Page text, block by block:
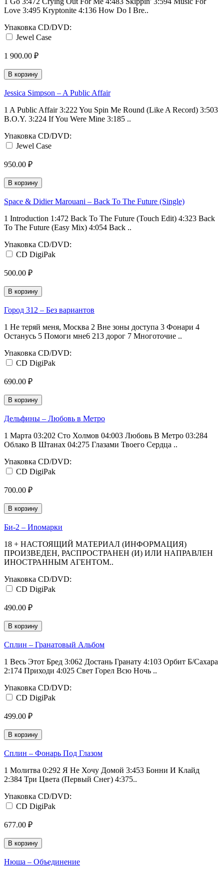
Love 3:495 Kryptonite 4:136 How Do I Bre..
Упаковка CD/DVD:
Jewel Case
1 900.00 ₽
В корзину
Jessica Simpson ‎– A Public Affair
1 A Public Affair 3:222 You Spin Me Round (Like A Record) 3:503
B.O.Y. 3:224 If You Were Mine 3:185 ..
Упаковка CD/DVD:
Jewel Case
950.00 ₽
В корзину
Space & Didier Marouani ‎– Back To The Future (Single)
1 Introduction 1:472 Back To The Future (Touch Edit) 4:323 Back
To The Future (Easy Mix) 4:054 Back ..
Упаковка CD/DVD:
CD DigiPak
500.00 ₽
В корзину
Город 312 ‎– Без вариантов
1 Не теряй меня, Москва 2 Вне зоны доступа 3 Фонари 4
Останусь 5 Помоги мне6 213 дорог 7 Многоточие ..
Упаковка CD/DVD:
CD DigiPak
690.00 ₽
В корзину
Дельфины ‎– Любовь в Метро
1 Марта 03:202 Сто Холмов 04:003 Любовь В Метро 03:284
Облако В Штанах 04:275 Глазами Твоего Сердца ..
Упаковка CD/DVD:
CD DigiPak
700.00 ₽
В корзину
Би-2 ‎– Иnомарки
18 + НАСТОЯЩИЙ МАТЕРИАЛ (ИНФОРМАЦИЯ)
ПРОИЗВЕДЕН, РАСПРОСТРАНЕН (И) ИЛИ НАПРАВЛЕН
ИНОСТРАННЫМ АГЕНТОМ..
Упаковка CD/DVD:
CD DigiPak
490.00 ₽
В корзину
Сплин ‎– Гранатовый Альбом
1 Весь Этот Бред 3:062 Достань Гранату 4:103 Орбит Б/Сахара
2:174 Приходи 4:025 Свет Горел Всю Ночь ..
Упаковка CD/DVD:
CD DigiPak
499.00 ₽
В корзину
Сплин ‎– Фонарь Под Глазом
1 Молитва 0:292 Я Не Хочу Домой 3:453 Бонни И Клайд
2:384 Три Цвета (Первый Снег) 4:375..
Упаковка CD/DVD:
CD DigiPak
677.00 ₽
В корзину
Нюша ‎– Объединение